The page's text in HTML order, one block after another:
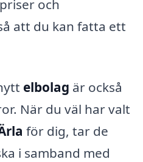
och
att du kan fatta ett
elbolag är också
När du väl har valt
för dig, tar de
i samband med